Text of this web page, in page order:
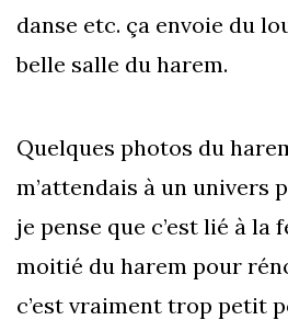
danse etc. ça envoie du
belle salle du harem.
Quelques photos du
m’attendais à un univers
je pense que c’est lié à la
moitié du harem pour
c’est vraiment trop petit